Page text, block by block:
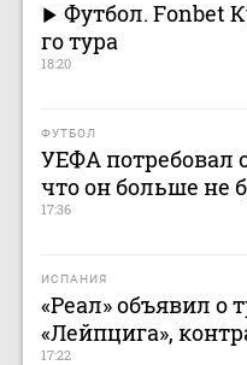
Футбол. Fonbet
го тура
18:20
ФУТБОЛ
УЕФА потребовал
что он больше не
17:36
ИСПАНИЯ
«Реал» объявил о
«Лейпцига»,
17:22